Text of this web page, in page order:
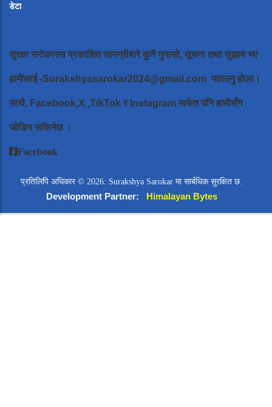
डेटा
सुरक्षा सरोकारमा प्रकाशित सामग्रीबारे कुनै गुनासो, सूचना तथा सुझाव भए
हामीलाई-Surakshyasarokar2024@gmail.com पठाउनु होला।
साथै, Facebook,X ,TikTok र Instagram मार्फत पनि हामीसँग
जोडिन सकिनेछ ।
Facebook
प्रतिलिपि अधिकार © 2026: Surakshya Sarokar मा सार्बधिक सुरक्षित छ.
Development Partner: Himalayan Bytes